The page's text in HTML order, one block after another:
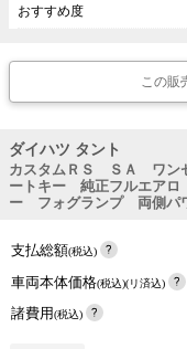
おすすめ度
この販
ダイハツ タント
カスタムＲＳ ＳＡ ワ
ートキー 純正フルエア
ー フォグランプ 両側パ
支払総額(税込)
車両本体価格(税込)(リ済込)
諸費用(税込)